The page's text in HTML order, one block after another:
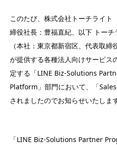
このたび、株式会社トーチライト
締役社長：豊福直紀、以下 トー
（本社：東京都新宿区、代表取締
が提供する各種法人向けサービス
定する「LINE Biz-Solutions
Platform」部門において、「
されましたのでお知らせいたします
「LINE Biz-Solutions Partner